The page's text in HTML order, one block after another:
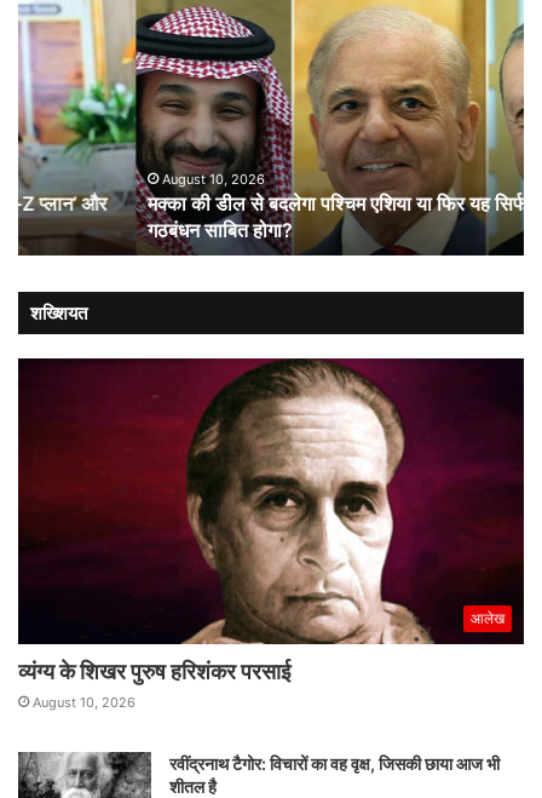
की
बदलेगा
पश्चिम
एशिया
या
फिर
सिर्फ
गठबंधन
साबित
होगा?
August 10, 2026
मक्का की डील से बदलेगा पश्चिम एशिया या फिर यह सिर्फ कागजी
गठबंधन साबित होगा?
की
बान
शख्शियत
आलेख
व्यंग्य के शिखर पुरुष हरिशंकर परसाई
August 10, 2026
रवींद्रनाथ टैगोर: विचारों का वह वृक्ष, जिसकी छाया आज भी
शीतल है